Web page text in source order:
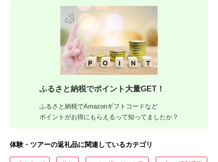
ふるさと納税でポイント大量GET！
ふるさと納税でAmazonギフトコードなど
ポイントがお得にもらえるって知ってましたか？
体験・ツアーの返礼品に関連しているカテゴリ